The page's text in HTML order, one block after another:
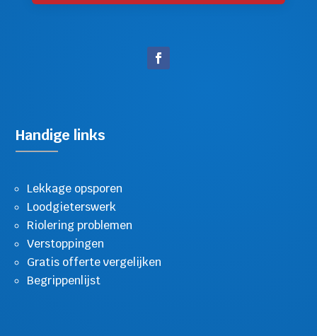
Handige links
Lekkage opsporen
Loodgieterswerk
Riolering problemen
Verstoppingen
Gratis offerte vergelijken
Begrippenlijst